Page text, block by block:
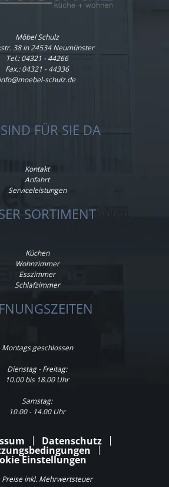
Möbel Schulz
38 in 24534 Neumünster
Tel.:04321 - 44266
Fax.: 04321 - 44336
info@moebel-schulz.de
FÜR SIE DA
Kontakt
Anfahrt
Serviceleistungen
SORTIMENT
Küchen
Wohnzimmer
Esszimmer
Schlafzimmer
Montags geschlossen
Dienstag - Freitag:
10.00 bis 18.00 Uhr
Samstag:
10.00 - 14.00 Uhr
Datenschutz
Einstellungen
Preise inkl. Mehrwertsteuer